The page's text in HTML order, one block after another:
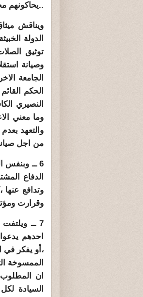
..يحاكونهم
ويناقش
توثيق
الجامعة
الحكم
النصيري
وما معني
من اجل
6 ــ وبنفس
الدفاع
وتدافع
وقرارت
7 ــ
احدهم
،أو يفكر في
الممسوخة
ان
السيادة